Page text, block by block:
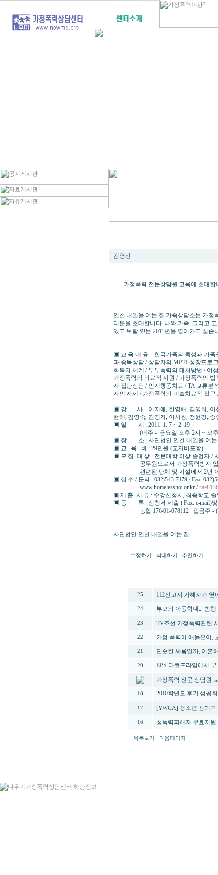
김영선
가정폭력 전문상담원 교육에 초대합
인천 내일을 여는 집 가족상담소는 가
러분을 초대합니다. 나와 가족, 그리고
있고 보람 있는 2011년을 열어가고 싶
▣ 교 육 내 용 : 한국가족의 특성과 가족
과 중독상담 / 상담자의 MBTI 성장프로
회복지 체계 / 부부폭력의 대처방법 / 여
가정폭력의 의료적 지원 / 가정폭력의
자 집단상담 / 인지행동치료 / TA 교류분
자의 자세 / 가정폭력의 미술치료적 접
▣ 강 사 : 이지예, 한영애, 김영희, 이상
현혜, 김영숙, 김경자, 이서원, 정윤경,
▣ 일 시 : 2011. 1. 7 ~ 2. 19
(매주 - 금요일 오후 2시 ~ 오후 9
▣ 장 소 : 사단법인 인천 내일을 여는
▣ 교 육 비 : 29만원 (교재비포함)
▣ 모 집 대 상 : 전문대학 이상 졸업자 /
공무원으로서 가정폭력방지 업무
관련된 단체 및 시설에서 2년 이
▣ 접 수 / 문의 : 032)543-7179 / Fax.
www.homelesshot.or.kr /
▣ 제 출 서 류 : 수강신청서, 최종학교
▣ 등 록 : 신청서 제출 ( Fax. e-mail)및
농협 176-01-078112 입금주 - (
사단법인 인천 내일을 여는 집
수정하기 삭제하기 추천하기
25 112신고시 가해자가 옆
24 부모의 아동학대... 범행
23 TV조선 가정폭력관련
22 가정 폭력이 애늙은이,
21 단순한 싸움일까, 이혼
20 EBS 다큐프라임에서
가정폭력 전문 상담원
18 2010학년도 후기 성공
17 [YWCA] 청소년 심리극
16 성폭력피해자 무료지원
목록보기 다음페이지